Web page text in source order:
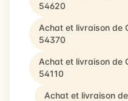
54620
Achat et livraison de
54370
Achat et livraison de
54110
Achat et livraison